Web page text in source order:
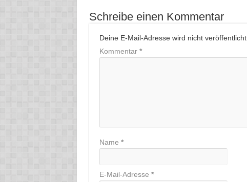
Schreibe einen Kommentar
Deine E-Mail-Adresse wird nicht veröffentlicht.
Kommentar *
Name *
E-Mail-Adresse *